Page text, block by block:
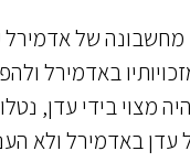
הכסף מחשבונה
באדמירל
בידי עדן,
באדמירל ולא